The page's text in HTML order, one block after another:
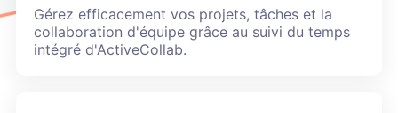
Gérez efficacement vos projets, tâches et la
collaboration d'équipe grâce au suivi du temps
intégré d'ActiveCollab.